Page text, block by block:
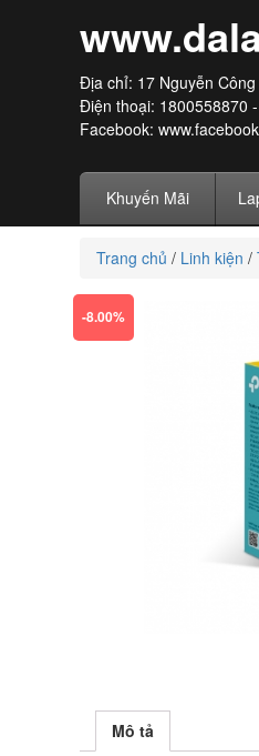
Địa chỉ: 17 Nguyễn
Điện thoại: 1800558870
Facebook:
Khuyến Mãi
Trang chủ / Linh kiện /
-8.00%
Mô tả